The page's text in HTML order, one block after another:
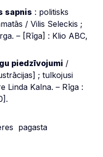
sapnis : politisks
/ Vilis Seleckis ;
– [Rīga] : Klio ABC,
piedzīvojumi /
; tulkojusi
Linda Kalna. – Rīga :
pagasta